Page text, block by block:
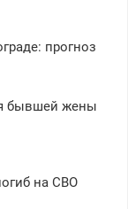
прогноз
бывшей жены
на СВО